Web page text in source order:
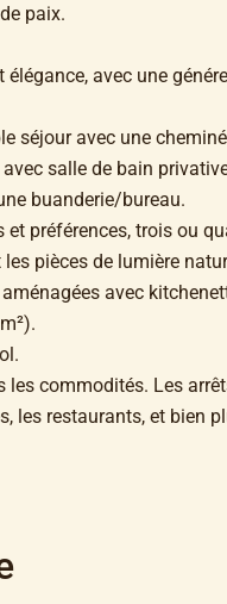
paix.
avec une
séjour avec une
salle de bain
buanderie/bureau.
préférences, trois ou
pièces de lumière
avec
commodités. Les
les restaurants, et bien